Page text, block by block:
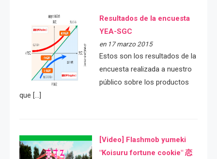
Resultados de la encuesta
YEA-SGC
en 17 marzo 2015
Estos son los resultados de la
encuesta realizada a nuestro
público sobre los productos
que […]
[Video] Flashmob yumeki
"Koisuru fortune cookie" 恋